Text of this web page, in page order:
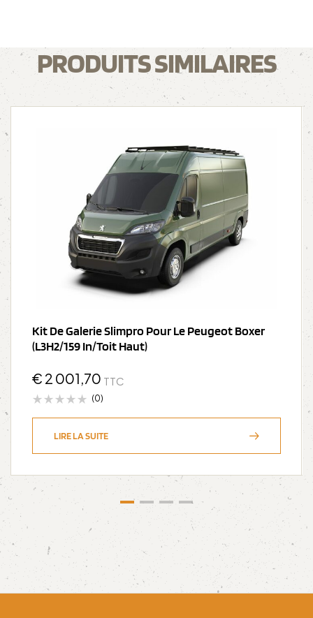
PRODUITS SIMILAIRES
Kit De Galerie Slimpro Pour Le Peugeot Boxer
(L3H2/159 In/Toit Haut)
€ 2 001,70 TTC
(0)
LIRE LA SUITE